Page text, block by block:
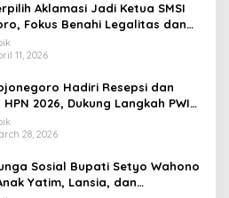
Aklamasi Jadi Ketua SMSI
Fokus Benahi Legalitas dan
11, 2026
Hadiri Resepsi dan
2026, Dukung Langkah PWI
Kompetensi Wartawan
28, 2026
Sosial Bupati Setyo Wahono
Yatim, Lansia, dan